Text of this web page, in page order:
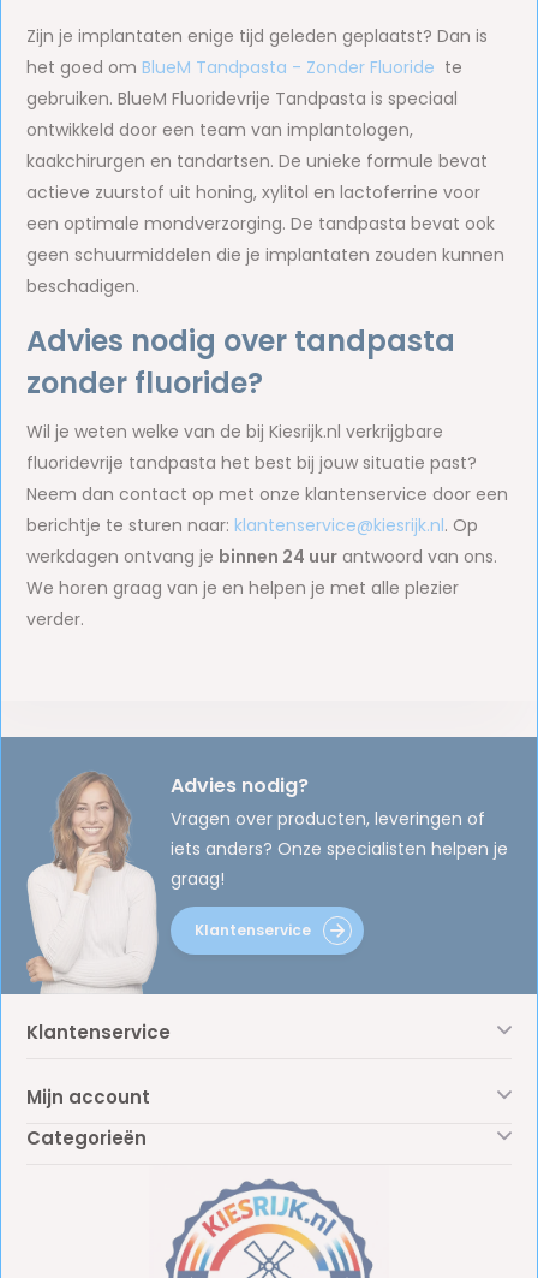
Zijn je implantaten enige tijd geleden geplaatst? Dan is
het goed om BlueM Tandpasta - Zonder Fluoride te
gebruiken. BlueM Fluoridevrije Tandpasta is speciaal
ontwikkeld door een team van implantologen,
kaakchirurgen en tandartsen. De unieke formule bevat
actieve zuurstof uit honing, xylitol en lactoferrine voor
een optimale mondverzorging. De tandpasta bevat ook
geen schuurmiddelen die je implantaten zouden kunnen
beschadigen.
Advies nodig over tandpasta
zonder fluoride?
Wil je weten welke van de bij Kiesrijk.nl verkrijgbare
fluoridevrije tandpasta het best bij jouw situatie past?
Neem dan contact op met onze klantenservice door een
berichtje te sturen naar: klantenservice@kiesrijk.nl. Op
werkdagen ontvang je binnen 24 uur antwoord van ons.
We horen graag van je en helpen je met alle plezier
verder.
Advies nodig?
Vragen over producten, leveringen of
iets anders? Onze specialisten helpen je
graag!
Klantenservice
Klantenservice
Mijn account
Categorieën